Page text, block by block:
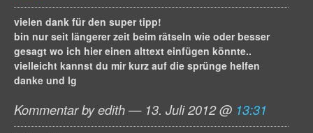
vielen dank für den super tipp!
bin nur seit längerer zeit beim rätseln wie oder besser
gesagt wo ich hier einen alttext einfügen könnte..
vielleicht kannst du mir kurz auf die sprünge helfen
danke und lg
Kommentar by edith — 13. Juli 2012 @ 13:31